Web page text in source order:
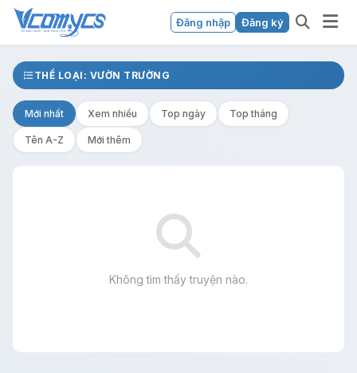
Đăng nhập Đăng ký
THỂ LOẠI: VƯỜN TRƯỜNG
Mới nhất Xem nhiều Top ngày Top tháng
Tên A-Z Mới thêm
Không tìm thấy truyện nào.